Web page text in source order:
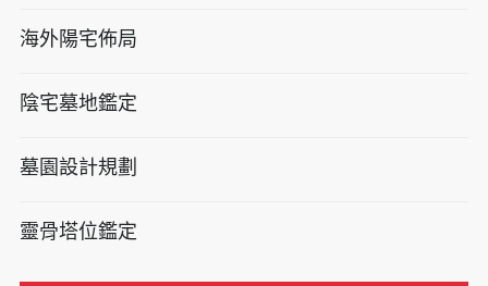
海外陽宅佈局
陰宅墓地鑑定
墓園設計規劃
靈骨塔位鑑定